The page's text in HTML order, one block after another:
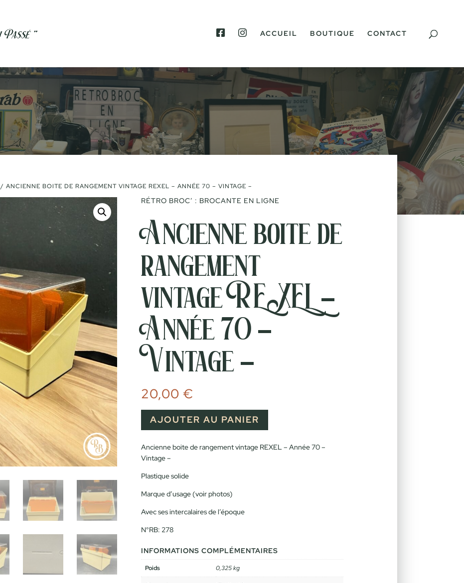
O
K
G
R
A
M
ACCUEIL BOUTIQUE CONTACT
/ ANCIENNE BOITE DE RANGEMENT VINTAGE REXEL – ANNÉE 70 – VINTAGE –
RÉTRO BROC’ : BROCANTE EN LIGNE
Ancienne boite de
rangement
vintage REXEL –
Année 70 –
Vintage –
20,00 €
AJOUTER AU PANIER
Ancienne boite de rangement vintage REXEL – Année 70 –
Vintage –
Plastique solide
Marque d’usage (voir photos)
Avec ses intercalaires de l’époque
N°RB: 278
INFORMATIONS COMPLÉMENTAIRES
Poids 0,325 kg